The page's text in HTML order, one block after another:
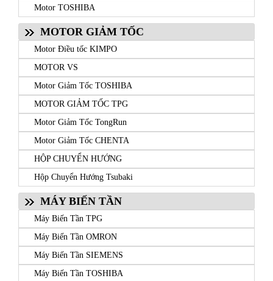
Motor TOSHIBA
MOTOR GIẢM TỐC
Motor Điều tốc KIMPO
MOTOR VS
Motor Giảm Tốc TOSHIBA
MOTOR GIẢM TỐC TPG
Motor Giảm Tốc TongRun
Motor Giảm Tốc CHENTA
HỘP CHUYỂN HƯỚNG
Hộp Chuyển Hướng Tsubaki
MÁY BIẾN TẦN
Máy Biến Tần TPG
Máy Biến Tần OMRON
Máy Biến Tần SIEMENS
Máy Biến Tần TOSHIBA